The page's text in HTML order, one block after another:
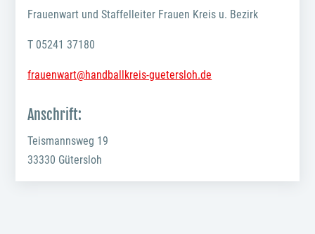
Frauenwart und Staffelleiter Frauen Kreis u. Bezirk
T 05241 37180
frauenwart@handballkreis-guetersloh.de
Anschrift:
Teismannsweg 19
33330 Gütersloh